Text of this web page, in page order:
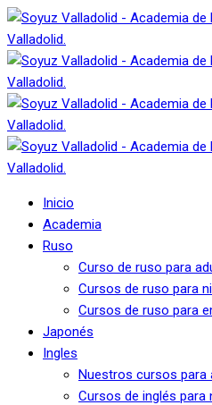
Inicio
Academia
Ruso
Curso de ruso para
Cursos de ruso para
Cursos de ruso para
Japonés
Ingles
Nuestros cursos para
Cursos de inglés para